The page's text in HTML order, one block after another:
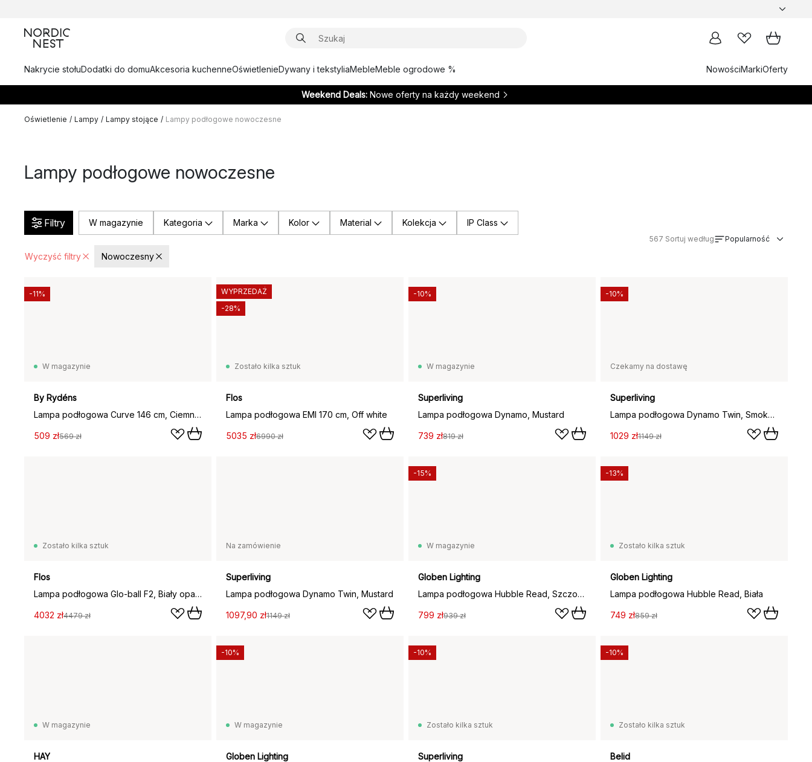
Nakrycie stołuDodatki do domuAkcesoria kuchenneOświetlenieDywany i tekstyliaMebleMeble ogrodowe % NowościMarkiOferty
Weekend Deals: Nowe oferty na każdy weekend
Oświetlenie / Lampy / Lampy stojące / Lampy podłogowe nowoczesne
Lampy podłogowe nowoczesne
Filtry W magazynie Kategoria Marka Kolor Material Kolekcja IP Class
Wyczyść filtry Nowoczesny
567 Sortuj według Popularność
W magazynie
By Rydéns
Lampa podłogowa Curve 146 cm, Ciemnoczerwony
509 zł569 zł
-11%
Zostało kilka sztuk
Flos
Lampa podłogowa EMI 170 cm, Off white
5035 zł6990 zł
WYPRZEDAŻ
-28%
W magazynie
Superliving
Lampa podłogowa Dynamo, Mustard
739 zł819 zł
-10%
Czekamy na dostawę
Superliving
Lampa podłogowa Dynamo Twin, Smoke Blue
1029 zł1149 zł
-10%
Zostało kilka sztuk
Flos
Lampa podłogowa Glo-ball F2, Biały opal szkło, matowa srebrna podstawka
4032 zł4479 zł
Na zamówienie
Superliving
Lampa podłogowa Dynamo Twin, Mustard
1097,90 zł1149 zł
W magazynie
Globen Lighting
Lampa podłogowa Hubble Read, Szczotkowany mosiądz
799 zł939 zł
-15%
Zostało kilka sztuk
Globen Lighting
Lampa podłogowa Hubble Read, Biała
749 zł859 zł
-13%
W magazynie
HAY
W magazynie
Globen Lighting
-10%
Zostało kilka sztuk
Superliving
-10%
Zostało kilka sztuk
Belid
-10%